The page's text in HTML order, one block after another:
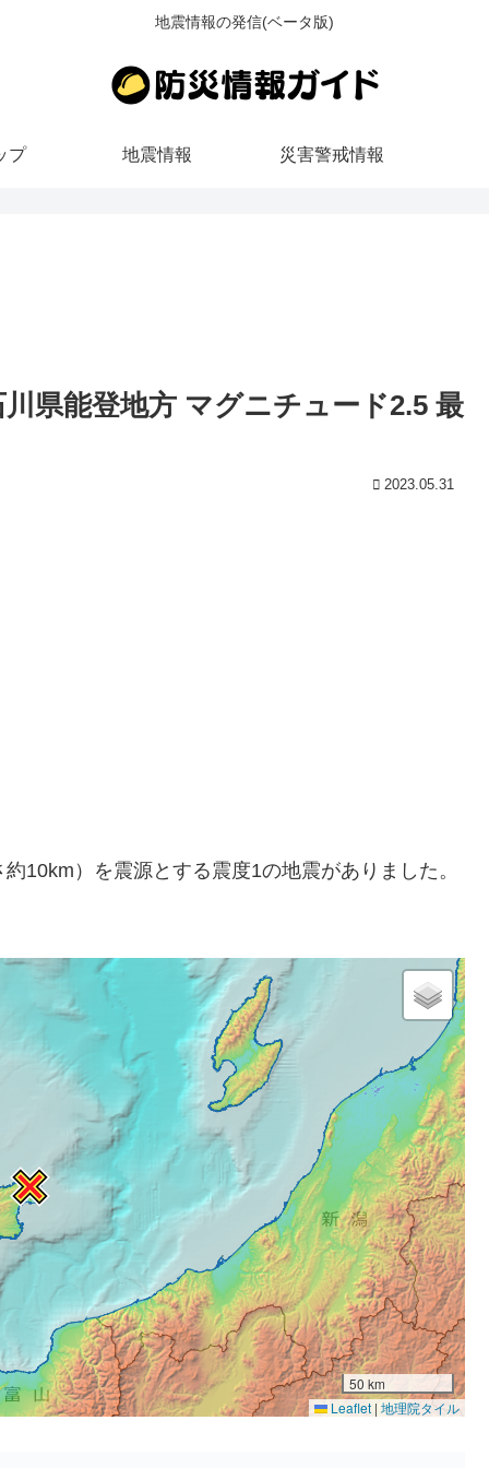
地震情報の発信(ベータ版)
プ 地震情報 災害警戒情報
県能登地方 マグニチュード2.5 最
2023.05.31
10km）を震源とする震度1の地震がありました。
50 km
Leaflet | 地理院タイル